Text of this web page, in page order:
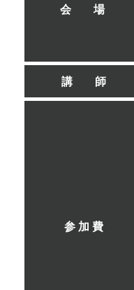
会 場
講 師
参 加 費